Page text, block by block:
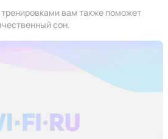
вам также поможет
сон.